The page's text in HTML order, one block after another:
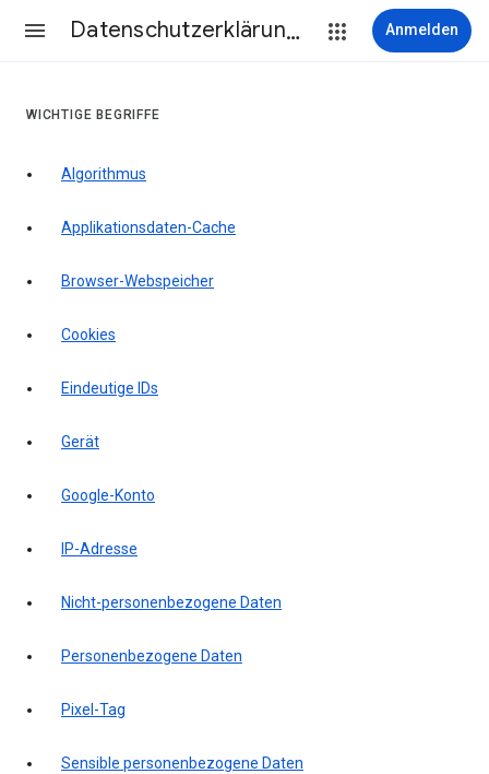
Datenschutzerklärung & Nutzungsbedingungen Anmelden
WICHTIGE BEGRIFFE
Algorithmus
Applikationsdaten-Cache
Browser-Webspeicher
Cookies
Eindeutige IDs
Gerät
Google-Konto
IP-Adresse
Nicht-personenbezogene Daten
Personenbezogene Daten
Pixel-Tag
Sensible personenbezogene Daten